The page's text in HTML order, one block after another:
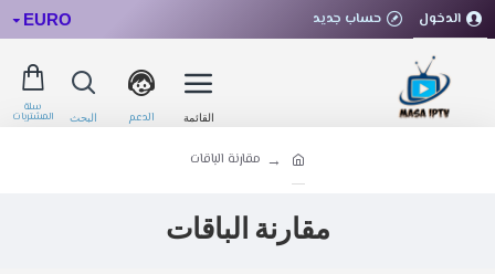
الدخول حساب جديد EURO
مقارنة الباقات
مقارنة الباقات